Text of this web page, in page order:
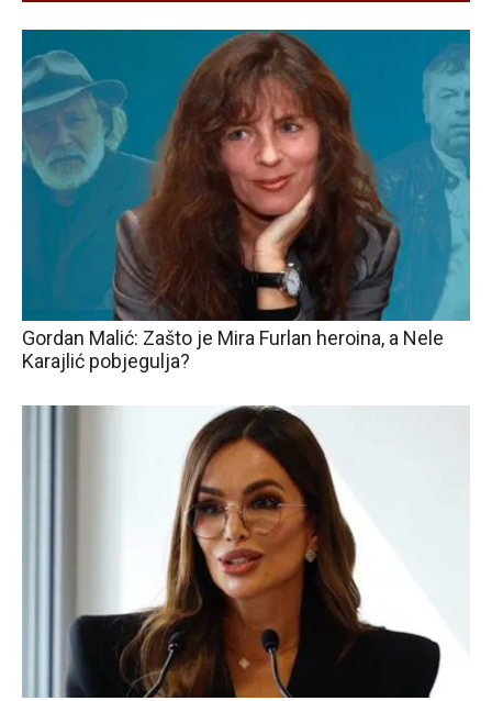
Gordan Malić: Zašto je Mira Furlan heroina, a Nele
Karajlić pobjegulja?